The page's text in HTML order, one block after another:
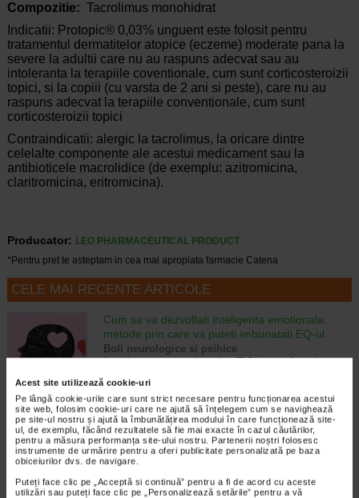
Acest site utilizează cookie-uri
Pe lângă cookie-urile care sunt strict necesare pentru funcționarea acestui
site web, folosim cookie-uri care ne ajută să înțelegem cum se navighează
pe site-ul nostru și ajută la îmbunătățirea modului în care funcționează site-
ul, de exemplu, făcând rezultatele să fie mai exacte în cazul căutărilor,
pentru a măsura performanța site-ului nostru. Partenerii noștri folosesc
instrumente de urmărire pentru a oferi publicitate personalizată pe baza
obiceiurilor dvs. de navigare.
Puteți face clic pe „Acceptă si continuă” pentru a fi de acord cu aceste
utilizări sau puteți face clic pe „Personalizează setările” pentru a vă
Compozitie: Tacrolimus monohidrat
Indicatii: Protopic® 0,03% unguent este folosit pentru
tratamentul dermatitelor atopice (eczeme) moderate pana la
severe la adultii care nu au raspuns adecvat sau au
intoleranta la terapiile coventionale, cum sunt corticosteroizii
topici, si la copiii (cu varsta de 2 ani si peste), care nu au
raspuns adecvat la terapiile conventionale, cum sunt
corticosteroizii topici
Contraindicatii: alergic la tacrolimus, la oricare dintre
celelalte componente ale acestui medicament sau la
antibioticele macrolidice (de exemplu: azitromicina,
claritromicina, eritromicina).
Producator:
LEO PHARMACEUTICAL PRODUCT
*Pentru pret te asteptam in cea mai apropiata farmacie Catena
CELE MAI RECENTE ARTICOLE
Cum sa va dezvoltati inteligenta emotionala:
metode prin care va puteti imbunatati EQ-ul
Boli neurologice si psihice
Inteligenta emotionala (EQ) se refera la
capacitatea de a identifica si gestiona
In general, se spune ca inteligenta
emotionala cuprinde cateva abilitati:…
Timp de citire:4 minute, 39 secunde 6 august 2026
Enurezis: cauze, factori declansatori si solutii
Sistem urinar